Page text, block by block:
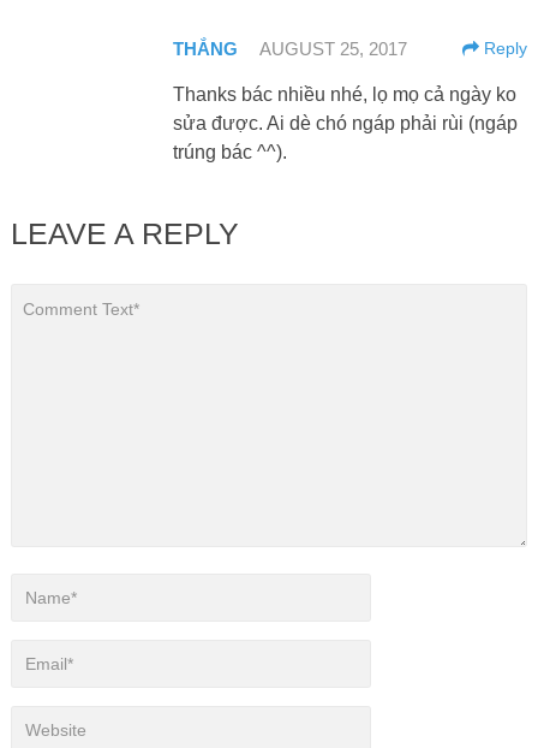
THẮNG AUGUST 25, 2017 Reply
Thanks bác nhiều nhé, lọ mọ cả ngày ko
sửa được. Ai dè chó ngáp phải rùi (ngáp
trúng bác ^^).
LEAVE A REPLY